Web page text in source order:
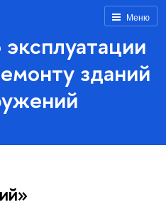
Меню
зданий